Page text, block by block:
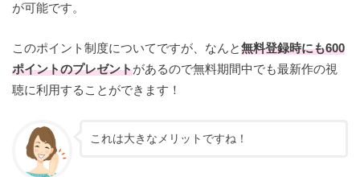
が可能です。
このポイント制度についてですが、なんと無料登録時にも600
ポイントのプレゼントがあるので無料期間中でも最新作の視
聴に利用することができます！
これは大きなメリットですね！